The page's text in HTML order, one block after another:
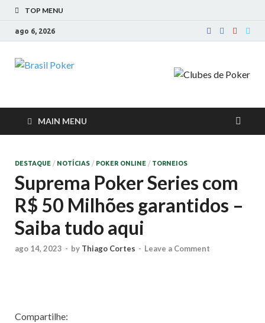
TOP MENU
ago 6, 2026
Brasil Poker
Mídia, Educação, LifeStyle e Clubes Online
MAIN MENU
DESTAQUE / NOTÍCIAS / POKER ONLINE / TORNEIOS
Suprema Poker Series com
R$ 50 Milhões garantidos –
Saiba tudo aqui
ago 14, 2023 - by Thiago Cortes - Leave a Comment
Compartilhe: